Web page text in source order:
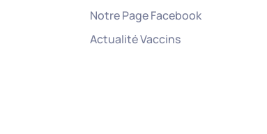
Notre Page Facebook
Actualité Vaccins